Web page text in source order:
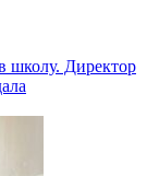
школу. Директор